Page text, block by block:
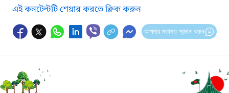
এই কনটেন্টটি শেয়ার করতে ক্লিক করুন
আপনার মতামত প্রদান করুন